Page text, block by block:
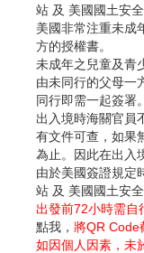
站 及 美國國土安
美國非常注重未成
方的授權書。
未成年之兒童及青
由未同行的父母一
同行即需一起簽署。
出入境時海關官員
有文件可查，如果
為止。因此在出入
由於美國簽證規定
站 及 美國國土安
出發前72小時需自
點我， 將QR Code
如因個人因素，未